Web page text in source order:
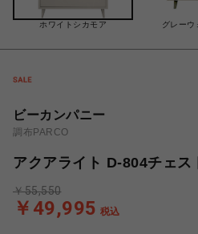
ホワイトシカモア グレーウ
ビーカンパニー
調布PARCO
アクアライト D-804チェス
￥49,995 税込
￥55,550